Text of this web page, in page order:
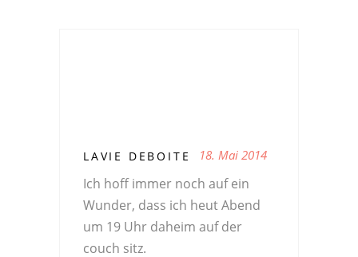
LAVIE DEBOITE 18. Mai 2014
Ich hoff immer noch auf ein
Wunder, dass ich heut Abend
um 19 Uhr daheim auf der
couch sitz.